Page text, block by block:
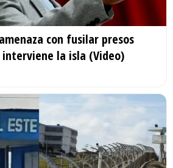
con fusilar presos
interviene la isla (Video)